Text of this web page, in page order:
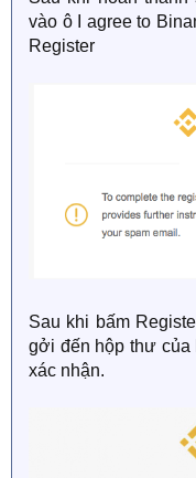
vào ô I agree to
Register
Sau khi bấm
gởi đến hộp thư của
xác nhận.